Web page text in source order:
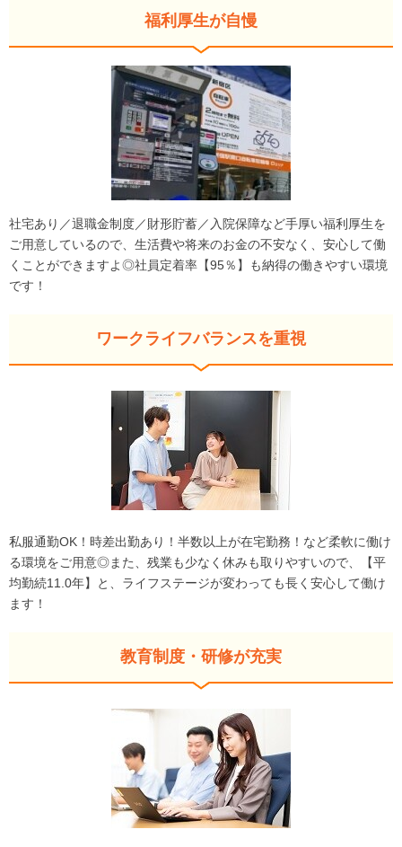
福利厚生が自慢
社宅あり／退職金制度／財形貯蓄／入院保障など手厚い福利厚生を
ご用意しているので、生活費や将来のお金の不安なく、安心して働
くことができますよ◎社員定着率【95％】も納得の働きやすい環境
です！
ワークライフバランスを重視
私服通勤OK！時差出勤あり！半数以上が在宅勤務！など柔軟に働け
る環境をご用意◎また、残業も少なく休みも取りやすいので、【平
均勤続11.0年】と、ライフステージが変わっても長く安心して働け
ます！
教育制度・研修が充実